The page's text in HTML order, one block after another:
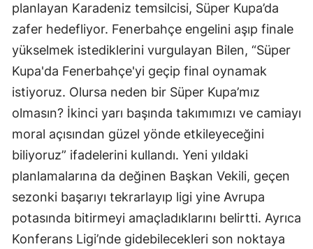
planlayan Karadeniz temsilcisi, Süper Kupa’da
zafer hedefliyor. Fenerbahçe engelini aşıp finale
yükselmek istediklerini vurgulayan Bilen, “Süper
Kupa'da Fenerbahçe'yi geçip final oynamak
istiyoruz. Olursa neden bir Süper Kupa’mız
olmasın? İkinci yarı başında takımımızı ve camiayı
moral açısından güzel yönde etkileyeceğini
biliyoruz” ifadelerini kullandı. Yeni yıldaki
planlamalarına da değinen Başkan Vekili, geçen
sezonki başarıyı tekrarlayıp ligi yine Avrupa
potasında bitirmeyi amaçladıklarını belirtti. Ayrıca
Konferans Ligi’nde gidebilecekleri son noktaya